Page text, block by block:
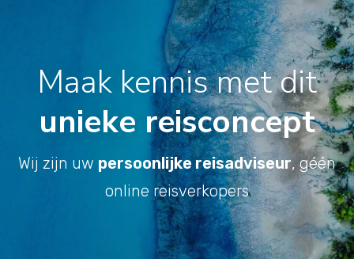
Maak kennis met dit
unieke reisconcept
Wij zijn uw persoonlijke reisadviseur, géén
online reisverkopers